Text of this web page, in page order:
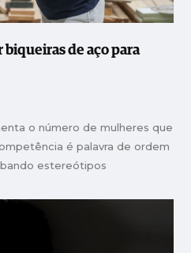
de aço para
o número de mulheres que
é palavra de ordem
estereótipos